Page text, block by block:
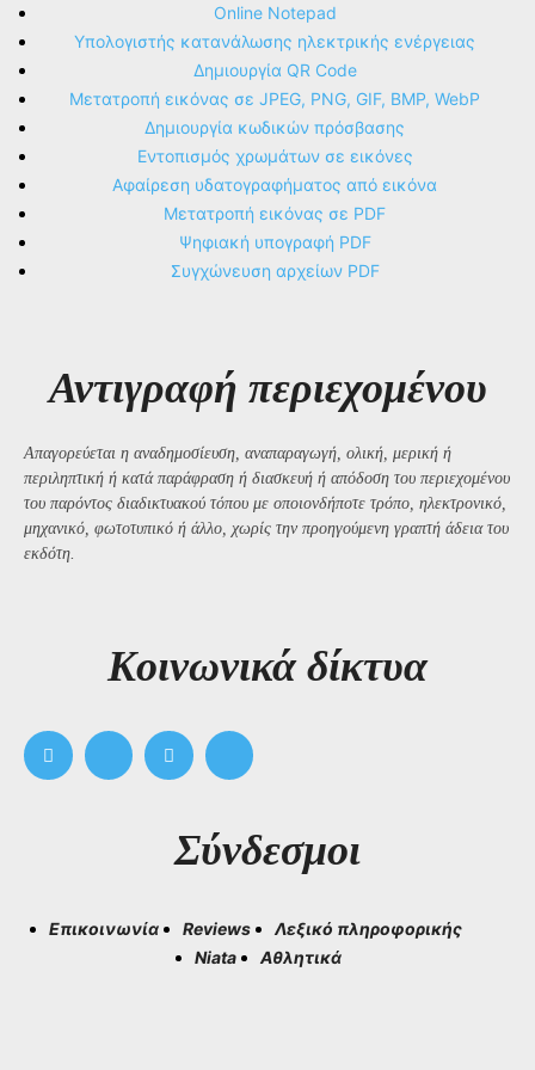
Online Notepad
Υπολογιστής κατανάλωσης ηλεκτρικής ενέργειας
Δημιουργία QR Code
Μετατροπή εικόνας σε JPEG, PNG, GIF, BMP, WebP
Δημιουργία κωδικών πρόσβασης
Εντοπισμός χρωμάτων σε εικόνες
Αφαίρεση υδατογραφήματος από εικόνα
Μετατροπή εικόνας σε PDF
Ψηφιακή υπογραφή PDF
Συγχώνευση αρχείων PDF
Αντιγραφή περιεχομένου
Απαγορεύεται η αναδημοσίευση, αναπαραγωγή, ολική, μερική ή
περιληπτική ή κατά παράφραση ή διασκευή ή απόδοση του περιεχομένου
του παρόντος διαδικτυακού τόπου με οποιονδήποτε τρόπο, ηλεκτρονικό,
μηχανικό, φωτοτυπικό ή άλλο, χωρίς την προηγούμενη γραπτή άδεια του
εκδότη.
Kοινωνικά δίκτυα
Σύνδεσμοι
Επικοινωνία Reviews
Λεξικό πληροφορικής
Niata
Αθλητικά